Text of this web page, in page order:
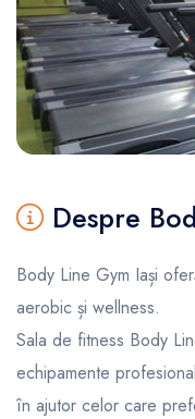
Despre
Body Line Gym Iași
aerobic și wellness.
Sala de fitness Body
echipamente
în ajutor celor care